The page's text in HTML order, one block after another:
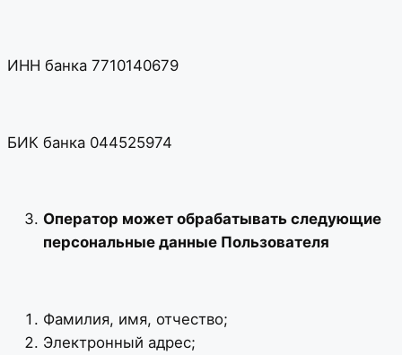
ИНН банка 7710140679
БИК банка 044525974
Оператор может обрабатывать следующие
персональные данные Пользователя
Фамилия, имя, отчество;
Электронный адрес;